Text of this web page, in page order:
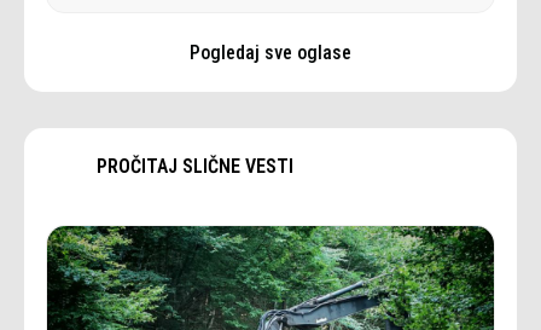
Pogledaj sve oglase
PROČITAJ SLIČNE VESTI